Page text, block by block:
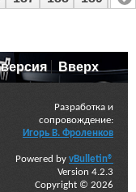
Вверх
Разработка и
сопровождение:
Игорь В. Фроленков
Powered by vBulletin®
Version 4.2.3
Copyright © 2026